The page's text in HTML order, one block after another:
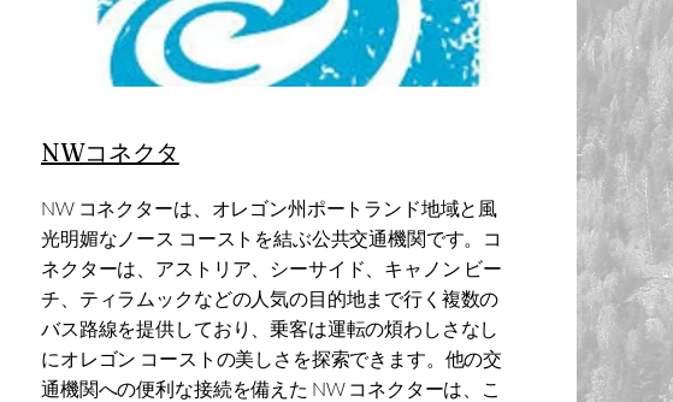
NWコネクタ
NW コネクターは、オレゴン州ポートランド地域と風
光明媚なノース コーストを結ぶ公共交通機関です。コ
ネクターは、アストリア、シーサイド、キャノン ビー
チ、ティラムックなどの人気の目的地まで行く複数の
バス路線を提供しており、乗客は運転の煩わしさなし
にオレゴン コーストの美しさを探索できます。他の交
通機関への便利な接続を備えた NW コネクターは、こ